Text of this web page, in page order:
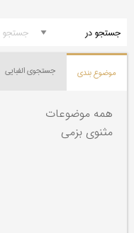
موضوع بندی جستجوی الفبایی
همه موضوعات
مثنوی بزمی